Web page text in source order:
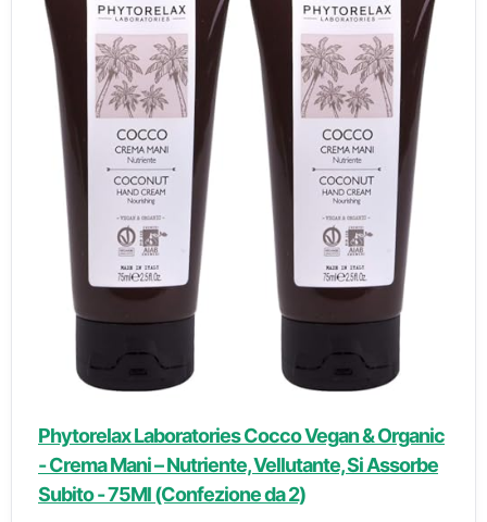
Phytorelax Laboratories Cocco Vegan & Organic
- Crema Mani – Nutriente, Vellutante, Si Assorbe
Subito - 75Ml (Confezione da 2)